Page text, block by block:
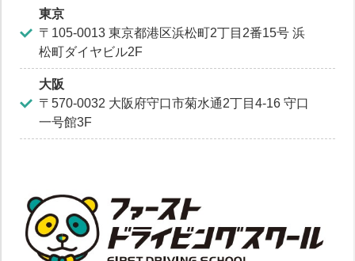
東京
〒105-0013 東京都港区浜松町2丁目2番15号 浜
松町ダイヤビル2F
大阪
〒570-0032 大阪府守口市菊水通2丁目4-16 守口
一号館3F